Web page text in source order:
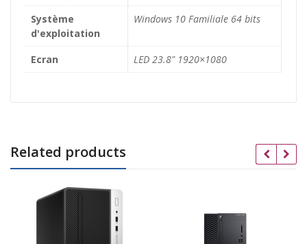
Système
d'exploitation
Windows 10 Familiale 64 bits
Ecran LED 23.8" 1920×1080
Related products